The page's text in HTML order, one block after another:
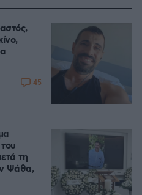
45
τη
Ψάθα,